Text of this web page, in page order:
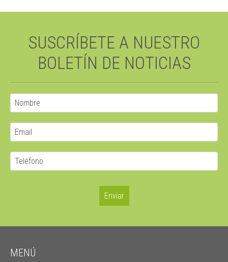
SUSCRÍBETE A NUESTRO
BOLETÍN DE NOTICIAS
MENÚ